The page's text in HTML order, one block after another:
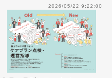
2026/05/22 9:22:00